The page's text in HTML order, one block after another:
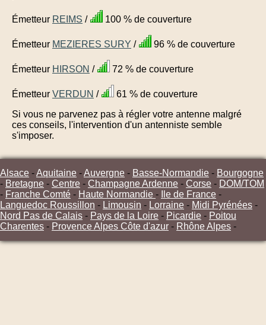
Émetteur REIMS / 100 % de couverture
Émetteur MEZIERES SURY / 96 % de couverture
Émetteur HIRSON / 72 % de couverture
Émetteur VERDUN /
61 % de couverture
Si vous ne parvenez pas à régler votre antenne malgré
ces conseils, l'intervention d'un antenniste semble
s'imposer.
Alsace -Aquitaine -Auvergne - Basse-Normandie - Bourgogne
- Bretagne - Centre - Champagne Ardenne - Corse - DOM/TOM
- Franche Comté - Haute Normandie - Ile de France -
Languedoc Roussillon - Limousin - Lorraine - Midi Pyrénées -
Nord Pas de Calais - Pays de la Loire - Picardie - Poitou
Charentes - Provence Alpes Côte d'azur - Rhône Alpes -